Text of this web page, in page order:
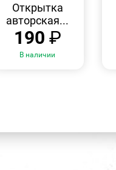
Открытка
авторская...
190 ₽
В наличии